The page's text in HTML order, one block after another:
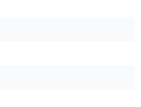
stro geel met gouden accenten.
nuances, vanille